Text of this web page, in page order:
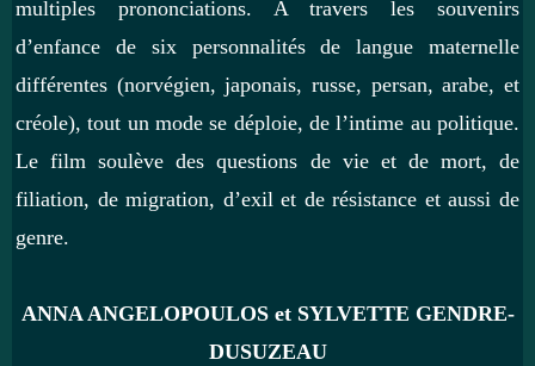
multiples prononciations. A travers les souvenirs
d’enfance de six personnalités de langue maternelle
différentes (norvégien, japonais, russe, persan, arabe, et
créole), tout un mode se déploie, de l’intime au politique.
Le film soulève des questions de vie et de mort, de
filiation, de migration, d’exil et de résistance et aussi de
genre.
ANNA ANGELOPOULOS et SYLVETTE GENDRE-
DUSUZEAU